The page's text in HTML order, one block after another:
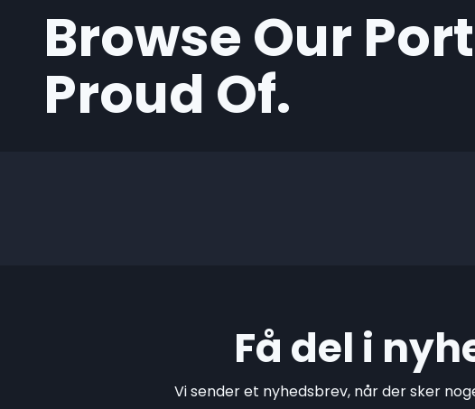
Browse Our
Proud Of.
Få del i
Vi sender et nyhedsbrev, når der sker